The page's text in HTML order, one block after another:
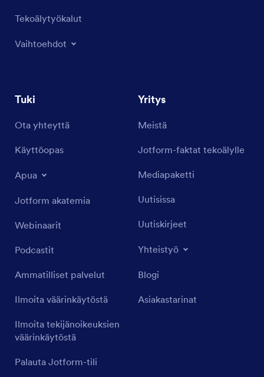
Tekoälytyökalut
Vaihtoehdot
Tuki
Ota yhteyttä
Käyttöopas
Apua
Jotform akatemia
Webinaarit
Podcastit
Ammatilliset palvelut
Ilmoita väärinkäytöstä
Ilmoita tekijänoikeuksien
väärinkäytöstä
Palauta Jotform-tili
Yritys
Meistä
Jotform-faktat tekoälylle
Mediapaketti
Uutisissa
Uutiskirjeet
Yhteistyö
Blogi
Asiakastarinat